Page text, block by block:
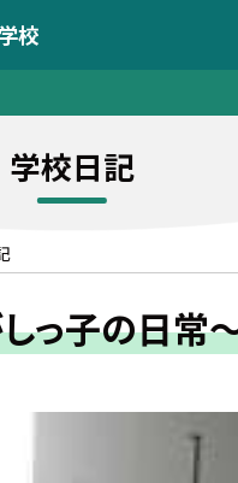
校
学校日記
っ子の日常